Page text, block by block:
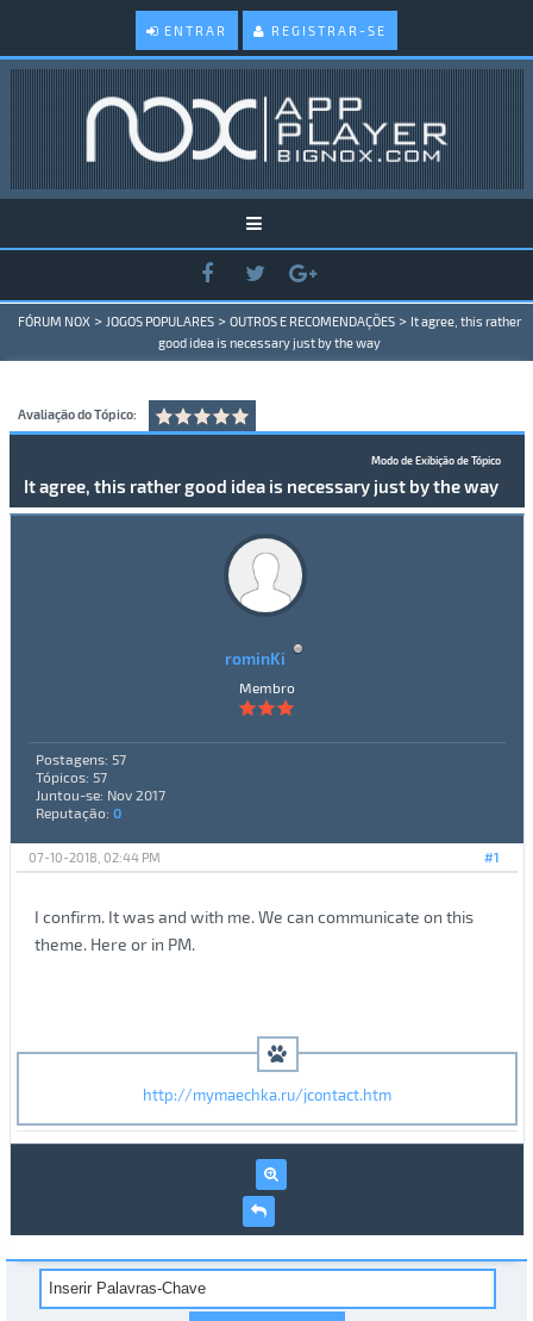
ENTRAR REGISTRAR-SE
FÓRUM NOX > JOGOS POPULARES > OUTROS E RECOMENDAÇÕES > It agree, this rather
good idea is necessary just by the way
Avaliação do Tópico:
Modo de Exibição de Tópico
It agree, this rather good idea is necessary just by the way
rominKi
Membro
Postagens: 57
Tópicos: 57
Juntou-se: Nov 2017
Reputação: 0
#1
07-10-2018, 02:44 PM
I confirm. It was and with me. We can communicate on this
theme. Here or in PM.
http://mymaechka.ru/jcontact.htm